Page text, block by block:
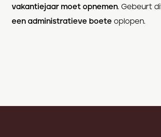
vakantiejaar moet opnemen. Gebeurt
een administratieve boete oplopen.